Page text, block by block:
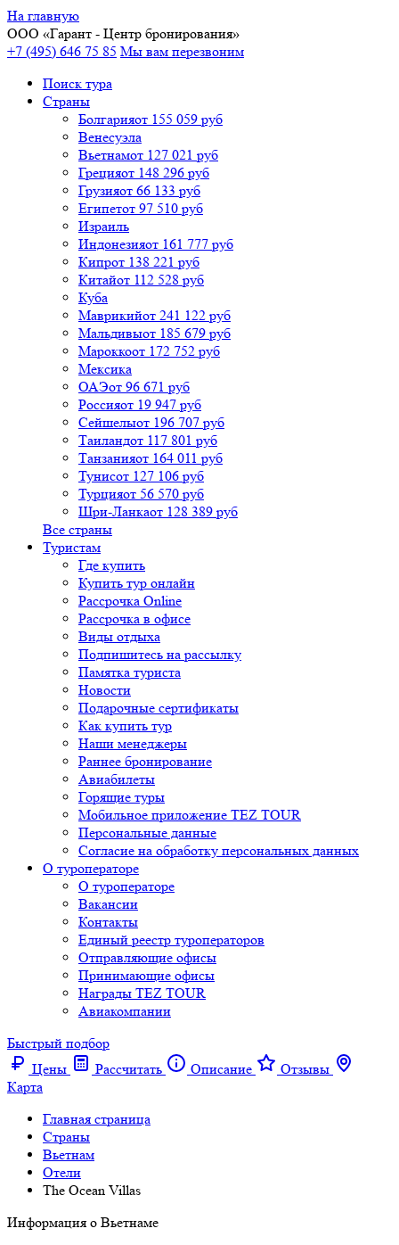
На главную
ООО «Гарант - Центр бронирования»
+7 (495) 646 75 85 Мы вам перезвоним
Поиск тура
Cтраны
Болгарияот 155 059 руб
Венесуэла
Вьетнамот 127 021 руб
Грецияот 148 296 руб
Грузияот 66 133 руб
Египетот 97 510 руб
Израиль
Индонезияот 161 777 руб
Кипрот 138 221 руб
Китайот 112 528 руб
Куба
Маврикийот 241 122 руб
Мальдивыот 185 679 руб
Мароккоот 172 752 руб
Мексика
ОАЭот 96 671 руб
Россияот 19 947 руб
Сейшелыот 196 707 руб
Таиландот 117 801 руб
Танзанияот 164 011 руб
Тунисот 127 106 руб
Турцияот 56 570 руб
Шри-Ланкаот 128 389 руб
Все страны
Туристам
Где купить
Купить тур онлайн
Рассрочка Online
Рассрочка в офисе
Виды отдыха
Подпишитесь на рассылку
Памятка туриста
Новости
Подарочные сертификаты
Как купить тур
Наши менеджеры
Раннее бронирование
Авиабилеты
Горящие туры
Мобильное приложение TEZ TOUR
Персональные данные
Согласие на обработку персональных данных
О туроператоре
О туроператоре
Вакансии
Контакты
Единый реестр туроператоров
Отправляющие офисы
Принимающие офисы
Награды TEZ TOUR
Авиакомпании
Быстрый подбор
Цены
Рассчитать Описание
Отзывы
Карта
Главная страница
Cтраны
Вьетнам
Отели
The Ocean Villas
Информация о Вьетнаме